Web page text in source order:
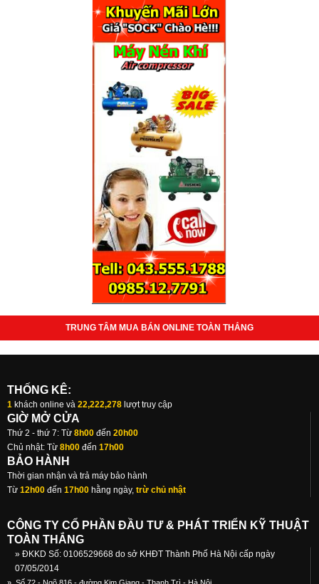
TRUNG TÂM MUA BÁN ONLINE TOÀN THẮNG
THỐNG KÊ:
1 khách online và 22,222,278 lượt truy cập
GIỜ MỞ CỬA
Thứ 2 - thứ 7: Từ 8h00 đến 20h00
Chủ nhật: Từ 8h00 đến 17h00
BẢO HÀNH
Thời gian nhận và trả máy bảo hành
Từ 12h00 đến 17h00 hằng ngày, trừ chủ nhật
CÔNG TY CỔ PHẦN ĐẦU TƯ & PHÁT TRIỂN KỸ THUẬT
TOÀN THẮNG
» ĐKKD Số: 0106529668 do sở KHĐT Thành Phố Hà Nội cấp ngày
07/05/2014